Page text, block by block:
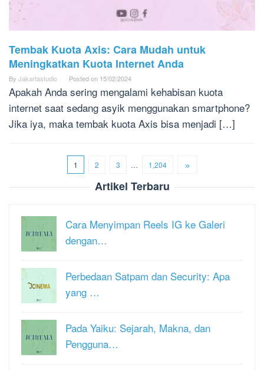
Tembak Kuota Axis: Cara Mudah untuk
Meningkatkan Kuota Internet Anda
By Jakartastudio Posted on 15/02/2024
Apakah Anda sering mengalami kehabisan kuota
internet saat sedang asyik menggunakan smartphone?
Jika iya, maka tembak kuota Axis bisa menjadi […]
1 2 3 … 1,204
Artikel Terbaru
Cara Menyimpan Reels IG ke Galeri
dengan…
Perbedaan Satpam dan Security: Apa
yang …
Pada Yaiku: Sejarah, Makna, dan
Pengguna…